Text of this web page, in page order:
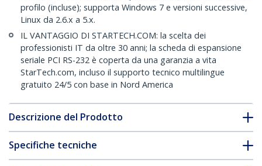
profilo (incluse); supporta Windows 7 e versioni successive,
Linux da 2.6.x a 5.x.
IL VANTAGGIO DI STARTECH.COM: la scelta dei
professionisti IT da oltre 30 anni; la scheda di espansione
seriale PCI RS-232 è coperta da una garanzia a vita
StarTech.com, incluso il supporto tecnico multilingue
gratuito 24/5 con base in Nord America
Descrizione del Prodotto
Specifiche tecniche